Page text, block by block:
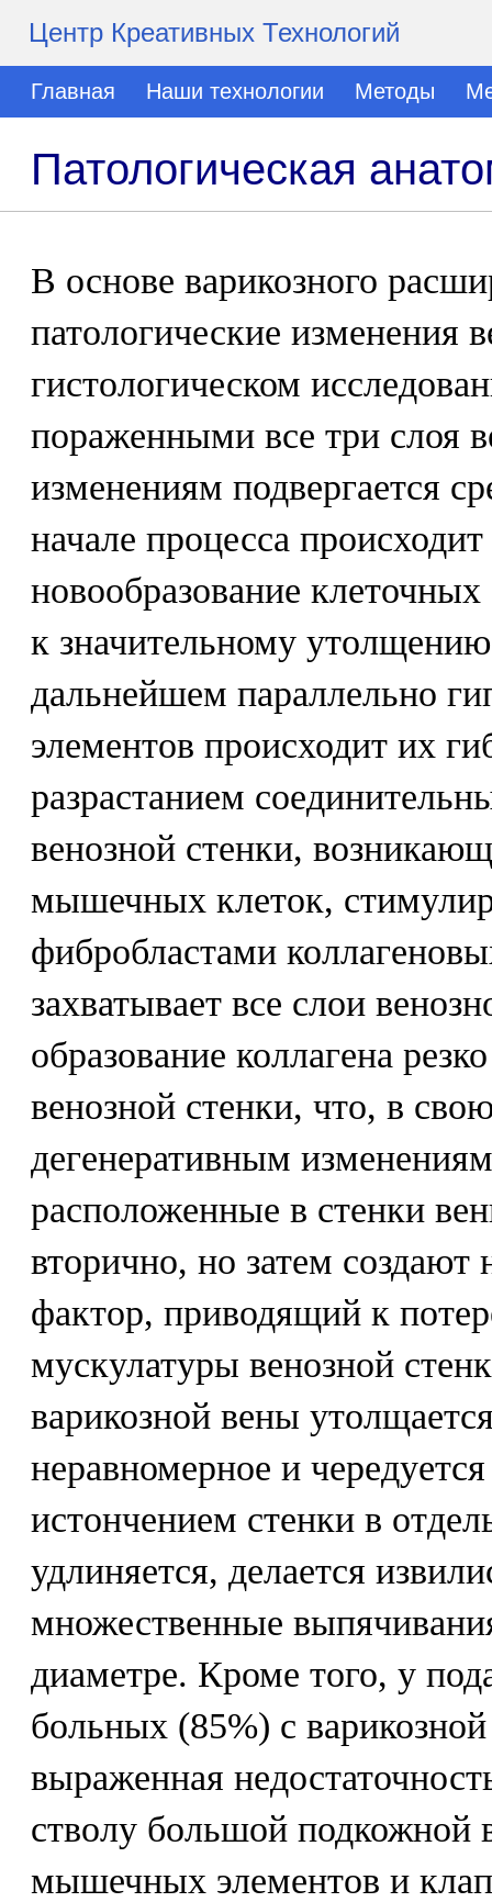
Центр Креативных Технологий
Главная Наши технологии Методы
Патологическая
В основе варикозного
патологические изменения
гистологическом
пораженными все три слоя
изменениям подвергается
начале процесса
новообразование
к значительному
дальнейшем параллельно
элементов происходит их
разрастанием
венозной стенки,
мышечных клеток,
фибробластами
захватывает все слои
образование коллагена
венозной стенки, что, в
дегенеративным
расположенные в стенки
вторично, но затем
фактор, приводящий к
мускулатуры венозной
варикозной вены
неравномерное и
истончением стенки в
удлиняется, делается
множественные
диаметре. Кроме того, у
больных (85%) с
выраженная
стволу большой подкожной
мышечных элементов и